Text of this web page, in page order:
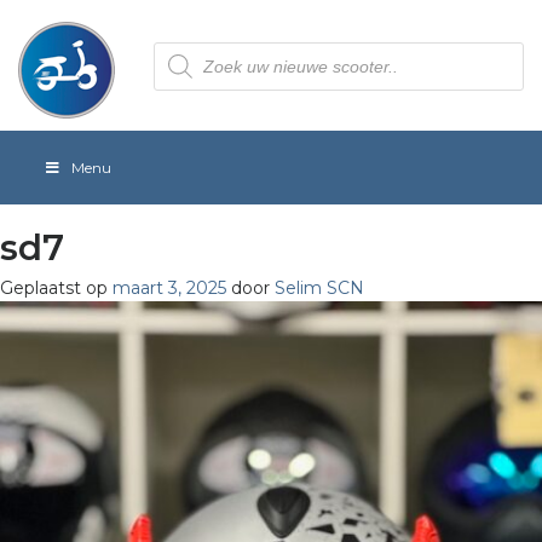
Producten
zoeken
Menu
sd7
Geplaatst op maart 3, 2025 door Selim SCN